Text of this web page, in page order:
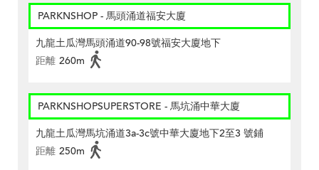
PARKNSHOP - 馬頭涌道福安大廈
九龍土瓜灣馬頭涌道90-98號福安大廈地下
距離 260m
PARKNSHOPSUPERSTORE - 馬坑涌中華大廈
九龍土瓜灣馬坑涌道3a-3c號中華大廈地下2至3 號鋪
距離 250m